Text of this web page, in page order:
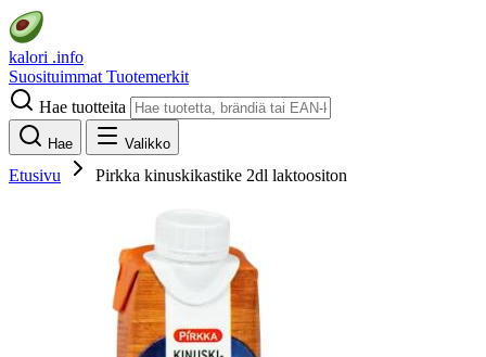
kalori .info
Suosituimmat Tuotemerkit
Hae tuotteita
Hae Valikko
Etusivu Pirkka kinuskikastike 2dl laktoositon